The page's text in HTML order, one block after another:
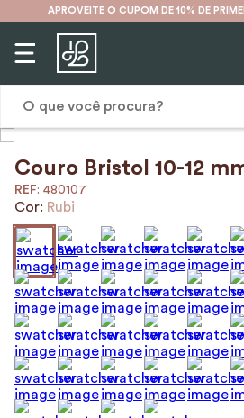
APROVEITE O CUPOM DE 10% DE
Couro Bristol 10-12
: 480107
Cor: Rubi
1º
mochila
2 º
karina
couro
4º
cinto
5º
bolsa
6º
avental
7º
nécessaire
8º
carteira